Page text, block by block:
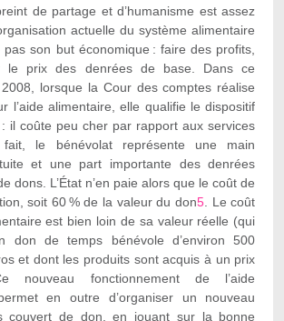
de partage et d’humanisme est assez
actuelle du système alimentaire
son but économique : faire des profits,
le prix des denrées de base. Dans ce
lorsque la Cour des comptes réalise
l’aide alimentaire, elle qualifie le dispositif
: il coûte peu cher par rapport aux services
le bénévolat représente une main
et une part importante des denrées
dons. L’État n’en paie alors que le coût de
soit 60 % de la valeur du don5. Le coût
est bien loin de sa valeur réelle (qui
don de temps bénévole d’environ 500
et dont les produits sont acquis à un prix
nouveau fonctionnement de l’aide
en outre d’organiser un nouveau
couvert de don, en jouant sur la bonne